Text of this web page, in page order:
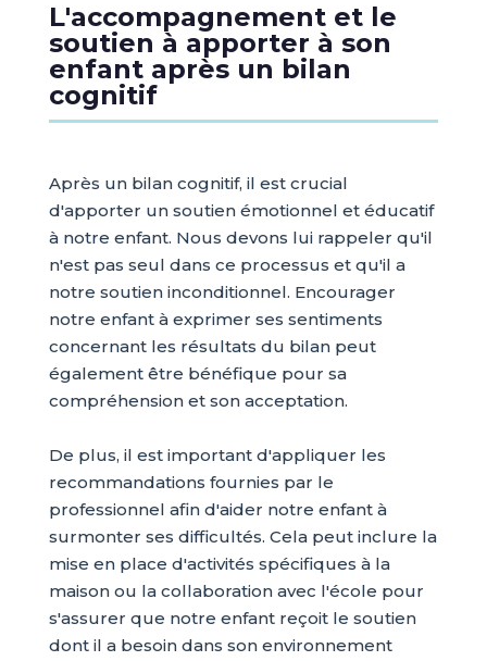
L'accompagnement et le
soutien à apporter à son
enfant après un bilan
cognitif
Après un bilan cognitif, il est crucial
d'apporter un soutien émotionnel et éducatif
à notre enfant. Nous devons lui rappeler qu'il
n'est pas seul dans ce processus et qu'il a
notre soutien inconditionnel. Encourager
notre enfant à exprimer ses sentiments
concernant les résultats du bilan peut
également être bénéfique pour sa
compréhension et son acceptation.
De plus, il est important d'appliquer les
recommandations fournies par le
professionnel afin d'aider notre enfant à
surmonter ses difficultés. Cela peut inclure la
mise en place d'activités spécifiques à la
maison ou la collaboration avec l'école pour
s'assurer que notre enfant reçoit le soutien
dont il a besoin dans son environnement